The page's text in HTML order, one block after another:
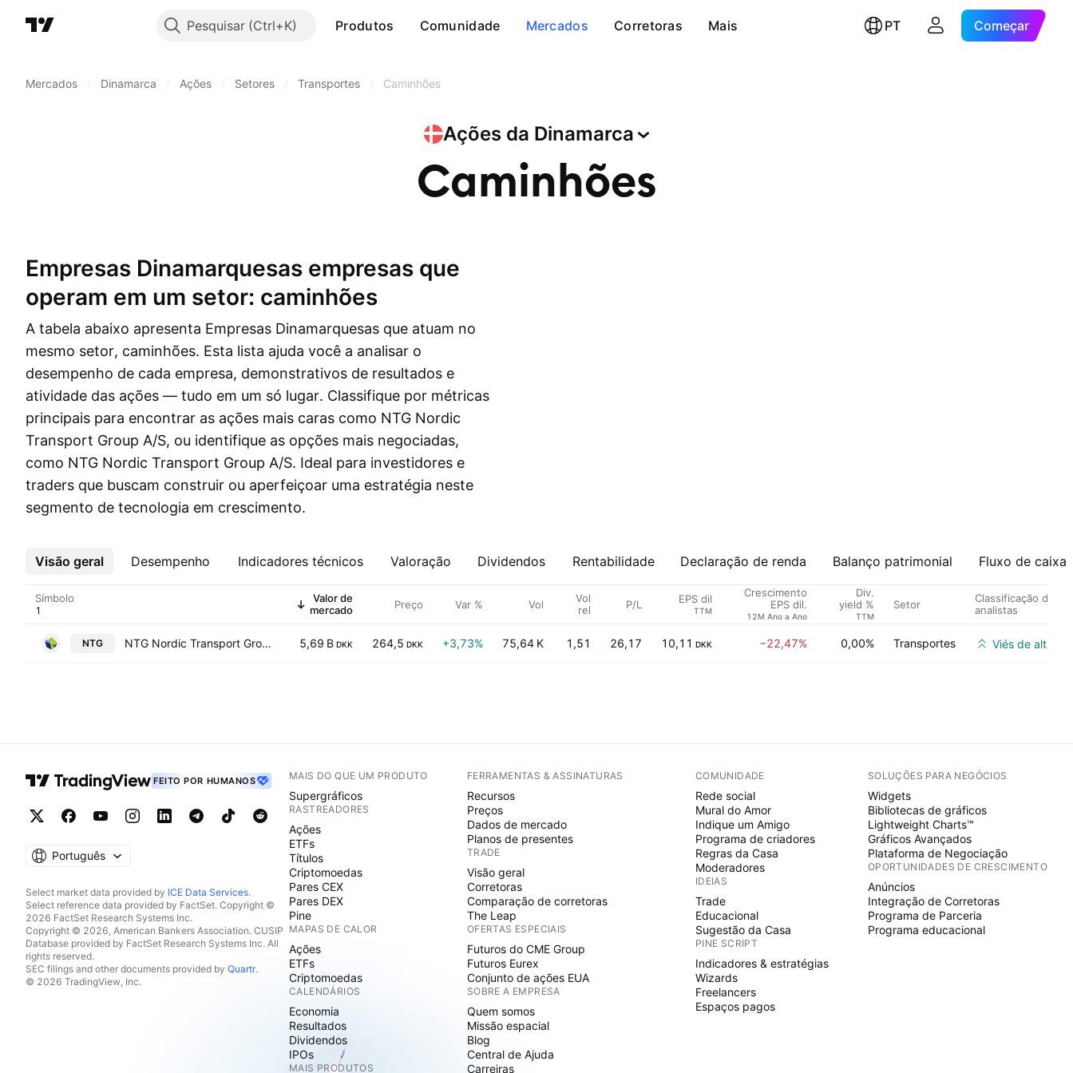
Pesquisar Produtos Comunidade Mercados Corretoras Mais PT Começar
Mercados Dinamarca Ações Setores Transportes Caminhões
Ações da Dinamarca
Caminhões
Empresas Dinamarquesas empresas que
operam em um setor: caminhões
A tabela abaixo apresenta Empresas Dinamarquesas que atuam no
mesmo setor, caminhões. Esta lista ajuda você a analisar o
desempenho de cada empresa, demonstrativos de resultados e
atividade das ações — tudo em um só lugar. Classifique por métricas
principais para encontrar as ações mais caras como NTG Nordic
Transport Group A/S, ou identifique as opções mais negociadas,
como NTG Nordic Transport Group A/S. Ideal para investidores e
traders que buscam construir ou aperfeiçoar uma estratégia neste
segmento de tecnologia em crescimento.
Visão geral Desempenho Indicadores técnicos Valoração Dividendos Rentabilidade Declaração de renda Balanço patrimonial Fluxo de caixa
Mais
Símbolo
Valor de
mercado
Preço Var % Vol
Vol
rel
P/L EPS dil
TTM
Crescimento
EPS dil.
12M Ano a Ano
Div.
yield %
TTM
Setor
Classificação dos
analistas
NTG NTG Nordic Transport Group A/S 5,69 B DKK 264,5 DKK +3,73% 75,64 K 1,51 26,17 10,11 DKK −22,47% 0,00% Transportes Viés de alta
FEITO POR HUMANOS
Português
Select market data provided by ICE Data Services.
Select reference data provided by FactSet. Copyright ©
2026 FactSet Research Systems Inc.
Copyright © 2026, American Bankers Association. CUSIP
Database provided by FactSet Research Systems Inc. All
rights reserved.
SEC filings and other documents provided by Quartr.
© 2026 TradingView, Inc.
MAIS DO QUE UM PRODUTO
Supergráficos
RASTREADORES
Ações
ETFs
Títulos
Criptomoedas
Pares CEX
Pares DEX
Pine
MAPAS DE CALOR
Ações
ETFs
Criptomoedas
CALENDÁRIOS
Economia
Resultados
Dividendos
IPOs
MAIS PRODUTOS
FERRAMENTAS & ASSINATURAS
Recursos
Preços
Dados de mercado
Planos de presentes
TRADE
Visão geral
Corretoras
Comparação de corretoras
The Leap
OFERTAS ESPECIAIS
Futuros do CME Group
Futuros Eurex
Conjunto de ações EUA
SOBRE A EMPRESA
Quem somos
Missão espacial
Blog
Central de Ajuda
Carreiras
COMUNIDADE
Rede social
Mural do Amor
Indique um Amigo
Programa de criadores
Regras da Casa
Moderadores
IDEIAS
Trade
Educacional
Sugestão da Casa
PINE SCRIPT
Indicadores & estratégias
Wizards
Freelancers
Espaços pagos
SOLUÇÕES PARA NEGÓCIOS
Widgets
Bibliotecas de gráficos
Lightweight Charts™
Gráficos Avançados
Plataforma de Negociação
OPORTUNIDADES DE CRESCIMENTO
Anúncios
Integração de Corretoras
Programa de Parceria
Programa educacional